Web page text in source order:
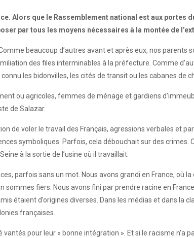
Alors que le Rassemblement national est aux
par tous les moyens nécessaires à la montée de
Comme beaucoup d’autres avant et après eux, nos
des files interminables à la préfecture. Comme
les bidonvilles, les cités de transit ou les cabanes de
ou agricoles, femmes de ménage et gardiens
de Salazar.
de voler le travail des Français, agressions verbales et
symboliques. Parfois, cela débouchait sur des crimes.
à la sortie de l’usine où il travaillait.
parfois sans un mot. Nous avons grandi en France, où
fiers. Nous avons fini par prendre racine en
étaient d’origines diverses. Dans les médias et dans la
françaises.
pour leur « bonne intégration ». Et si le racisme